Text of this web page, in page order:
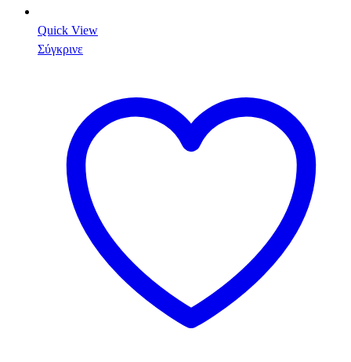
Quick View
Σύγκρινε